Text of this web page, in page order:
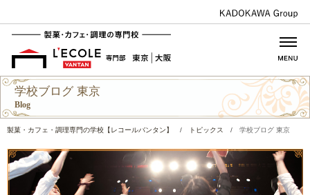
学校ブログ 東京
Blog
製菓・カフェ・調理専門の学校【レコールバンタン】 / トピックス / 学校ブログ 東京